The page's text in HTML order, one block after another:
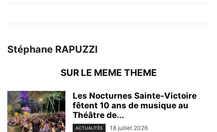
Stéphane RAPUZZI
SUR LE MEME THEME
Les Nocturnes Sainte-Victoire
fêtent 10 ans de musique au
Théâtre de...
ACTUALITÉS 18 juillet 2026